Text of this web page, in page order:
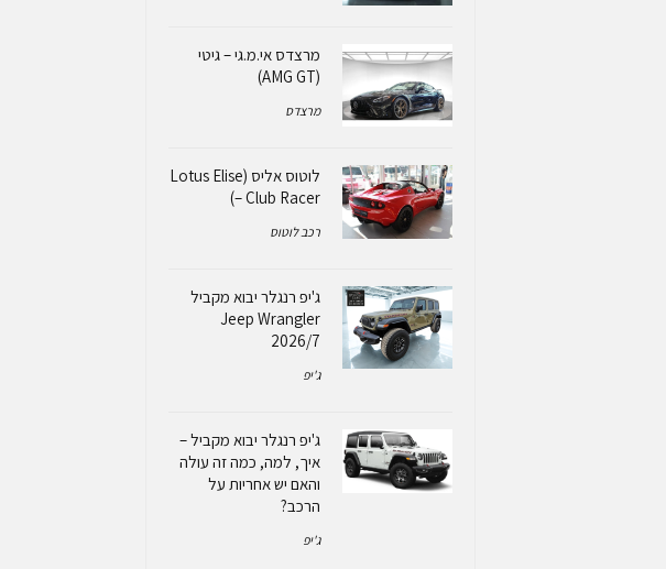
מרצדס אי.מ.גי – גיטי
(AMG GT)
מרצדס
לוטוס אליס (Lotus Elise
– Club Racer)
רכב לוטוס
ג'יפ רנגלר יבוא מקביל
Jeep Wrangler
2026/7
ג'יפ
ג'יפ רנגלר יבוא מקביל –
איך, למה, כמה זה עולה
והאם יש אחריות על
הרכב?
ג'יפ